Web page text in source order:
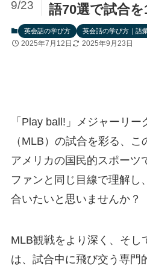
語70選で試合
9/23
英会話の学び方 英会話の学び方｜語
2025年7月12日 2025年9月23日
「Play ball!」メジャーリ
（MLB）の試合を彩る、こ
アメリカの国民的スポーツ
ファンと同じ目線で理解し
合いたいと思いませんか？
MLB観戦をより深く、そし
は、試合中に飛び交う専門